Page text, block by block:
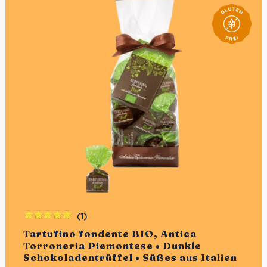
Idealer Versandkarton: 21 Flaschen
Tartufino fondente BIO, Antica
Torroneria Piemontese • Dunkle
Schokoladentrüffel • Süßes aus Italien
(1)
Bewertet
mit5.00von
5